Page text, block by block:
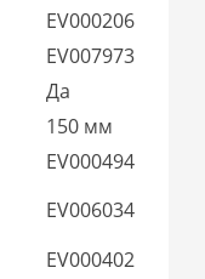
EV000206
EV007973
Да
150 мм
EV000494
EV006034
EV000402